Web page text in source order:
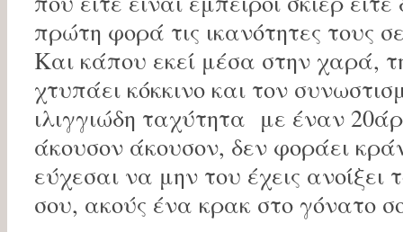
πρώτη φορά τις ικανότητες τους
Και κάπου εκεί μέσα στην χαρά,
χτυπάει κόκκινο και τον
ιλιγγιώδη ταχύτητα με έναν
άκουσον άκουσον, δεν φοράει
εύχεσαι να μην του έχεις ανοίξει
σου, ακούς ένα κρακ στο γόνατο